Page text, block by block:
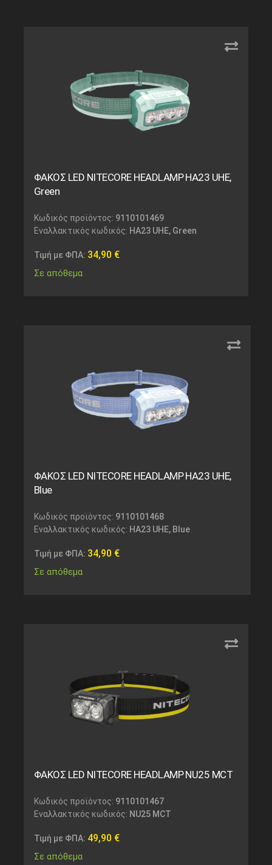
ΦΑΚΟΣ LED NITECORE HEADLAMP HA23 UHE,
Green
Κωδικός προϊόντος: 9110101469
Εναλλακτικός κωδικός: HA23 UHE, Green
Τιμή με ΦΠΑ: 34,90 €
Σε απόθεμα
ΦΑΚΟΣ LED NITECORE HEADLAMP HA23 UHE,
Blue
Κωδικός προϊόντος: 9110101468
Εναλλακτικός κωδικός: HA23 UHE, Blue
Τιμή με ΦΠΑ: 34,90 €
Σε απόθεμα
ΦΑΚΟΣ LED NITECORE HEADLAMP NU25 MCT
Κωδικός προϊόντος: 9110101467
Εναλλακτικός κωδικός: NU25 MCT
Τιμή με ΦΠΑ: 49,90 €
Σε απόθεμα